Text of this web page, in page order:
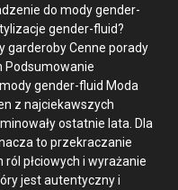
do mody gender-
gender-fluid?
garderoby Cenne porady
Podsumowanie
gender-fluid Moda
z najciekawszych
ostatnie lata. Dla
to przekraczanie
płciowych i wyrażanie
jest autentyczny i